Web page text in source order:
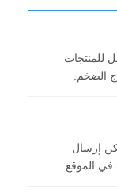
حوالي 5 أيام عمل للمنتجات
إرسال
في الموقع.